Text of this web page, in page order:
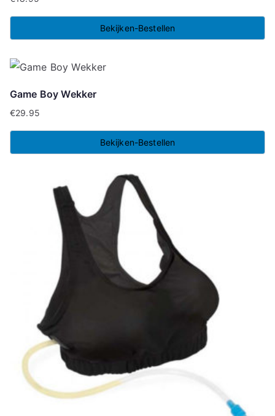
Bekijken-Bestellen
Game Boy Wekker
€29.95
Bekijken-Bestellen